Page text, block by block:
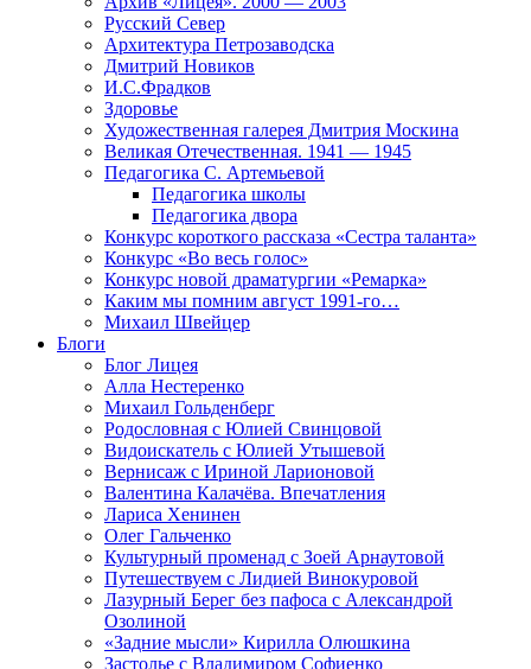
Русский Север
Архитектура Петрозаводска
Дмитрий Новиков
И.С.Фрадков
Здоровье
Художественная галерея Дмитрия Москина
Великая Отечественная. 1941 — 1945
Педагогика С. Артемьевой
Педагогика школы
Педагогика двора
Конкурс короткого рассказа «Сестра таланта»
Конкурс «Во весь голос»
Конкурс новой драматургии «Ремарка»
Каким мы помним август 1991-го…
Михаил Швейцер
Блоги
Блог Лицея
Алла Нестеренко
Михаил Гольденберг
Родословная с Юлией Свинцовой
Видоискатель с Юлией Утышевой
Вернисаж с Ириной Ларионовой
Валентина Калачёва. Впечатления
Лариса Хенинен
Олег Гальченко
Культурный променад с Зоей Арнаутовой
Путешествуем с Лидией Винокуровой
Лазурный Берег без пафоса с Александрой
Озолиной
«Задние мысли» Кирилла Олюшкина
Застолье с Владимиром Софиенко